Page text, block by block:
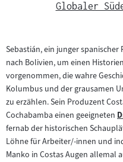
Globaler
Sebastián, ein junger
nach Bolivien, um einen
vorgenommen, die wahre
Kolumbus und der grausamen
zu erzählen. Sein Produzent
Cochabamba einen geeigneten
fernab der historischen
Löhne für Arbeiter/-innen und
Manko in Costas Augen allemal